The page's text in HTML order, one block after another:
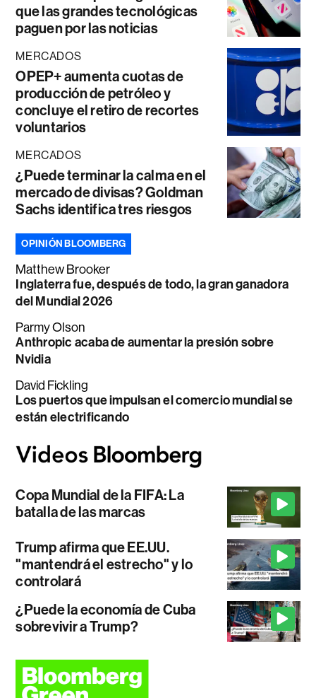
que las grandes tecnológicas
paguen por las noticias
MERCADOS
OPEP+ aumenta cuotas de
producción de petróleo y
concluye el retiro de recortes
voluntarios
MERCADOS
¿Puede terminar la calma en el
mercado de divisas? Goldman
Sachs identifica tres riesgos
OPINIÓN BLOOMBERG
Matthew Brooker
Inglaterra fue, después de todo, la gran ganadora
del Mundial 2026
Parmy Olson
Anthropic acaba de aumentar la presión sobre
Nvidia
David Fickling
Los puertos que impulsan el comercio mundial se
están electrificando
Copa Mundial de la FIFA: La
batalla de las marcas
Trump afirma que EE.UU.
"mantendrá el estrecho" y lo
controlará
¿Puede la economía de Cuba
sobrevivir a Trump?